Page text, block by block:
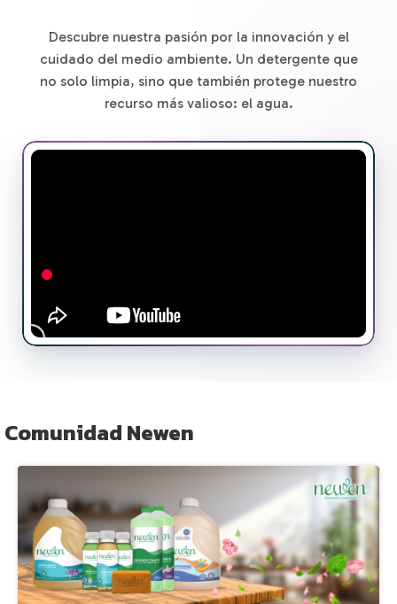
Descubre nuestra pasión por la innovación y el
cuidado del medio ambiente. Un detergente que
no solo limpia, sino que también protege nuestro
recurso más valioso: el agua.
Comunidad Newen